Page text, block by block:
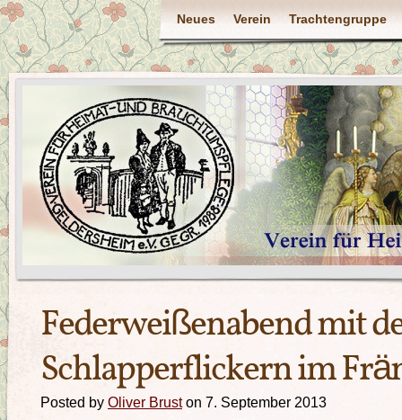
Neues Verein Trachtengruppe
Federweißenabend mit
Schlapperflickern im
Posted by Oliver Bruston 7. September 2013